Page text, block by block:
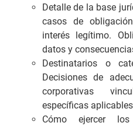
Detalle de la base
casos de
interés legítimo.
datos y
Destinatarios o
Decisiones de
corporativas
específicas
Cómo ejercer